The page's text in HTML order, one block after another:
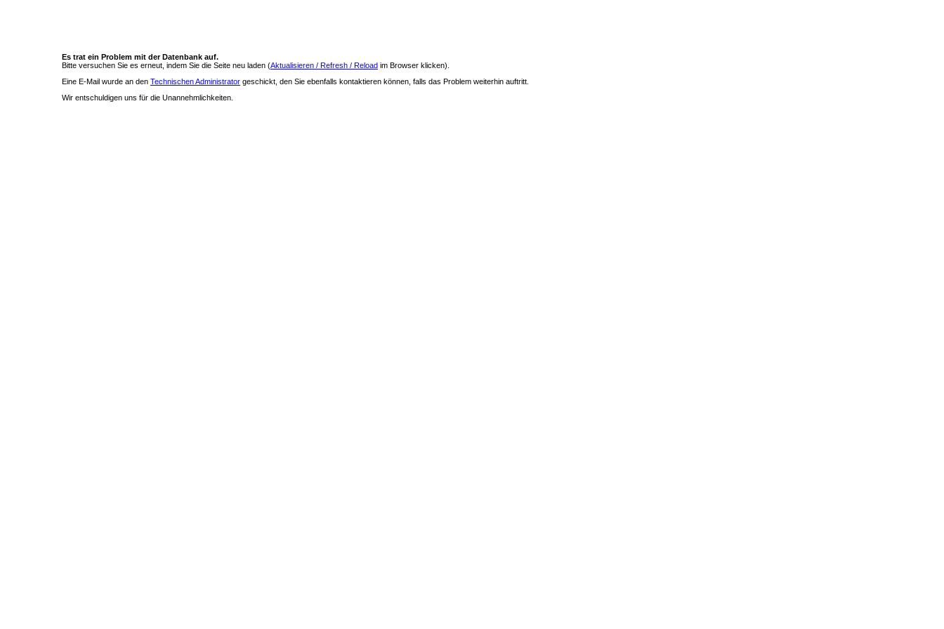
Es trat ein Problem mit der Datenbank auf.
Bitte versuchen Sie es erneut, indem Sie die Seite neu laden (Aktualisieren / Refresh / Reload im Browser klicken).
Eine E-Mail wurde an den Technischen Administrator geschickt, den Sie ebenfalls kontaktieren können, falls das Problem weiterhin auftritt.
Wir entschuldigen uns für die Unannehmlichkeiten.